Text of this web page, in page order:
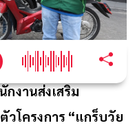
งานส่งเสริม
โครงการ “แกร็บวัย